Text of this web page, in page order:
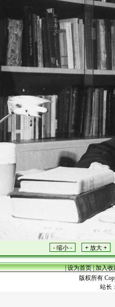
|设为首页|加入收
版权所有
站长